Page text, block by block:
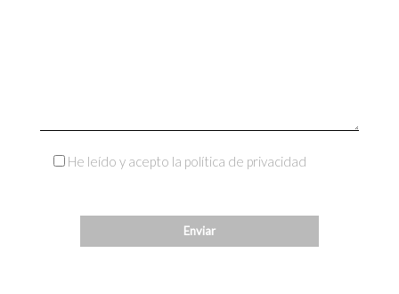
He leído y acepto la política de privacidad